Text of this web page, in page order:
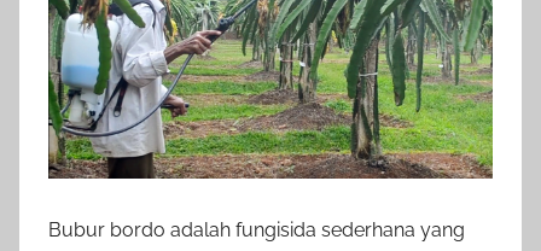
Bubur bordo adalah fungisida sederhana yang